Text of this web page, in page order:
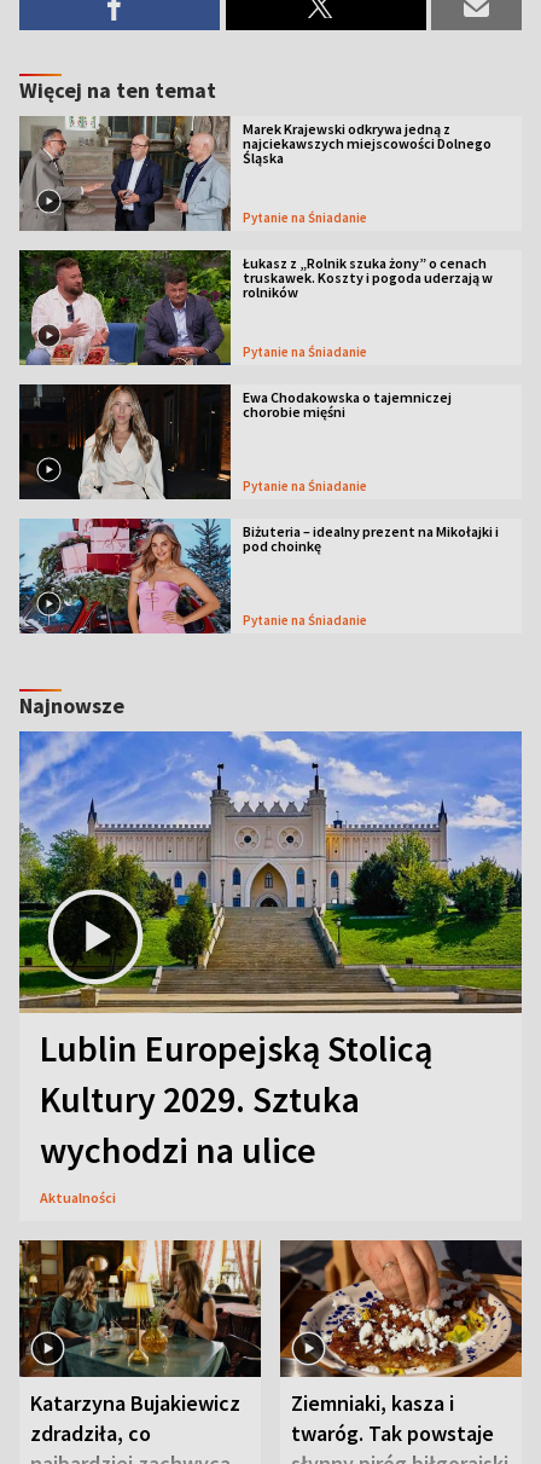
Więcej na ten temat
Marek Krajewski odkrywa jedną z
najciekawszych miejscowości Dolnego
Śląska
Pytanie na Śniadanie
Łukasz z „Rolnik szuka żony” o cenach
truskawek. Koszty i pogoda uderzają w
rolników
Pytanie na Śniadanie
Ewa Chodakowska o tajemniczej
chorobie mięśni
Pytanie na Śniadanie
Biżuteria – idealny prezent na Mikołajki i
pod choinkę
Pytanie na Śniadanie
Najnowsze
Lublin Europejską Stolicą
Kultury 2029. Sztuka
wychodzi na ulice
Aktualności
Katarzyna Bujakiewicz
zdradziła, co
Ziemniaki, kasza i
twaróg. Tak powstaje